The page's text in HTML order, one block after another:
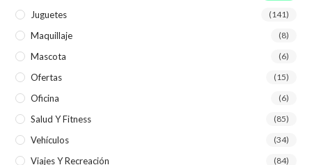
Juguetes (141)
Maquillaje (8)
Mascota (6)
Ofertas (15)
Oficina (6)
Salud Y Fitness (85)
Vehículos (34)
Viajes Y Recreación (84)